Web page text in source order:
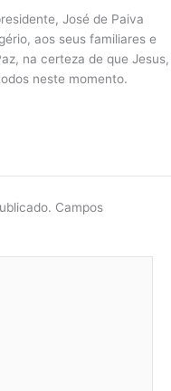
José de Paiva
aos seus familiares e
na certeza de que Jesus,
neste momento.
Campos